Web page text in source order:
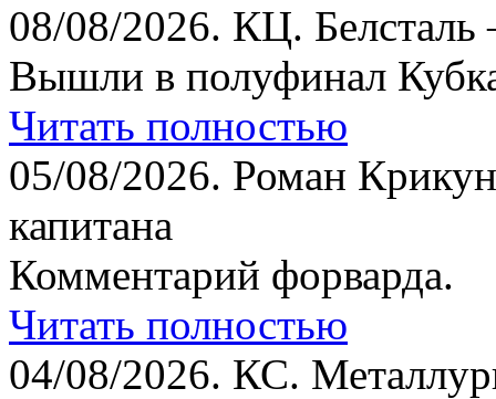
08/08/2026. КЦ.
Вышли в полуфинал
Читать полностью
05/08/2026. Роман
капитана
Комментарий форварда.
Читать полностью
04/08/2026. КС.